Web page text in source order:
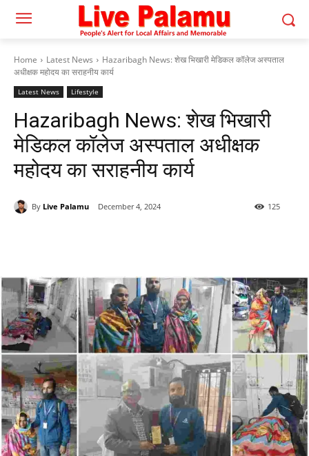
Home Latest News
Hazaribagh News: शेख भिखारी मेडिकल कॉलेज अस्पताल
अधीक्षक महोदय का सराहनीय कार्य
Latest News Lifestyle
Hazaribagh News: शेख भिखारी
मेडिकल कॉलेज अस्पताल अधीक्षक
महोदय का सराहनीय कार्य
By Live Palamu December 4, 2024 125